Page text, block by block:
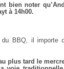
bien noter
à 14h00.
BBQ, il importe
plus tard le